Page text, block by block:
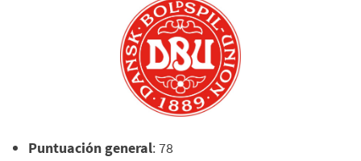
Puntuación general: 78